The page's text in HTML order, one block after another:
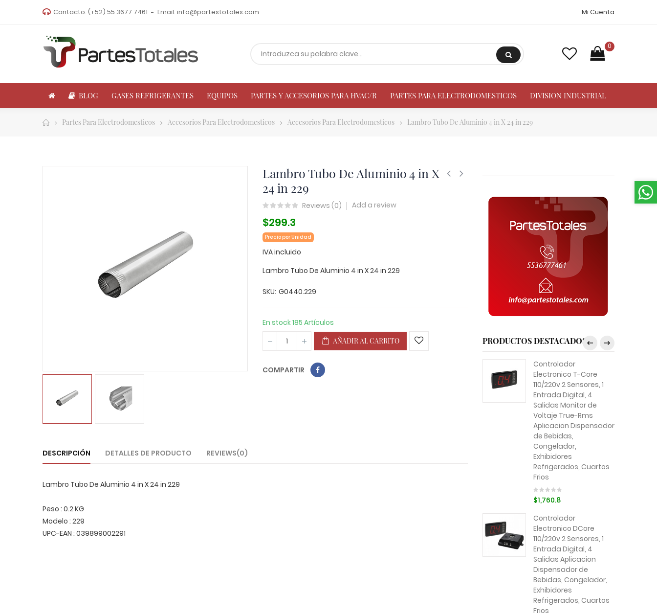
Contacto: (+52) 55 3677 7461 Email: info@partestotales.com Mi Cuenta
0
BLOG GASES REFRIGERANTES EQUIPOS PARTES Y ACCESORIOS PARA HVAC/R PARTES PARA ELECTRODOMESTICOS DIVISION INDUSTRIAL
Partes Para Electrodomesticos Accesorios Para Electrodomesticos Accesorios Para Electrodomesticos Lambro Tubo De Aluminio 4 in X 24 in 229
Lambro Tubo De Aluminio 4 in X
24 in 229
Reviews (0) Add a review
$299.3
Precio por Unidad
IVA incluido
Lambro Tubo De Aluminio 4 in X 24 in 229
SKU G0440.229
En stock185 Artículos
AÑADIR AL CARRITO
COMPARTIR
DESCRIPCIÓN DETALLES DE PRODUCTO REVIEWS(0)
Lambro Tubo De Aluminio 4 in X 24 in 229
Peso : 0.2 KG
Modelo : 229
UPC-EAN : 039899002291
PRODUCTOS DESTACADOS
Controlador
Electronico T-Core
110/220v 2 Sensores, 1
Entrada Digital, 4
Salidas Monitor de
Voltaje True-Rms
Aplicacion Dispensador
de Bebidas,
Congelador,
Exhibidores
Refrigerados, Cuartos
Frios
$1,760.8
Controlador
Electronico DCore
110/220v 2 Sensores, 1
Entrada Digital, 4
Salidas Aplicacion
Dispensador de
Bebidas, Congelador,
Exhibidores
Refrigerados, Cuartos
Frios